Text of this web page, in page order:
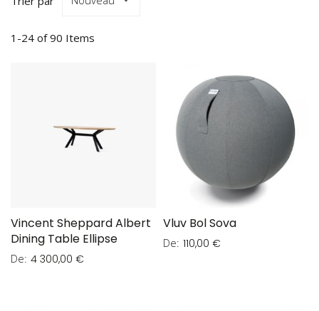
1 -24 of90 Items
Vincent Sheppard Albert
Dining Table Ellipse
De 4 300,00 €
Vluv Bol Sova
De 110,00 €